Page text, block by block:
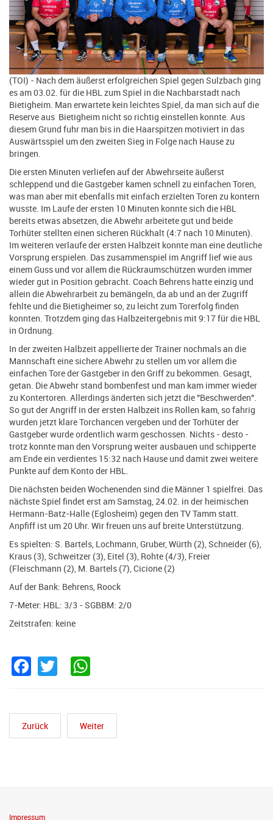
(TOI) - Nach dem äußerst erfolgreichen Spiel gegen Sulzbach ging
es am 03.02. für die HBL zum Spiel in die Nachbarstadt nach
Bietigheim. Man erwartete kein leichtes Spiel, da man sich auf die
Reserve aus Bietigheim nicht so richtig einstellen konnte. Aus
diesem Grund fuhr man bis in die Haarspitzen motiviert in das
Auswärtsspiel um den zweiten Sieg in Folge nach Hause zu
bringen.
Die ersten Minuten verliefen auf der Abwehrseite äußerst
schleppend und die Gastgeber kamen schnell zu einfachen Toren,
was man aber mit ebenfalls mit einfach erzielten Toren zu kontern
wusste. Im Laufe der ersten 10 Minuten konnte sich die HBL
bereits etwas absetzen, die Abwehr arbeitete gut und beide
Torhüter stellten einen sicheren Rückhalt (4:7 nach 10 Minuten).
Im weiteren verlaufe der ersten Halbzeit konnte man eine deutliche
Vorsprung erspielen. Das zusammenspiel im Angriff lief wie aus
einem Guss und vor allem die Rückraumschützen wurden immer
wieder gut in Position gebracht. Coach Behrens hatte einzig und
allein die Abwehrarbeit zu bemängeln, da ab und an der Zugriff
fehlte und die Bietigheimer so, zu leicht zum Torerfolg finden
konnten. Trotzdem ging das Halbzeitergebnis mit 9:17 für die HBL
in Ordnung.
In der zweiten Halbzeit appellierte der Trainer nochmals an die
Mannschaft eine sichere Abwehr zu stellen um vor allem die
einfachen Tore der Gastgeber in den Griff zu bekommen. Gesagt,
getan. Die Abwehr stand bombenfest und man kam immer wieder
zu Kontertoren. Allerdings änderten sich jetzt die "Beschwerden".
So gut der Angriff in der ersten Halbzeit ins Rollen kam, so fahrig
wurden jetzt klare Torchancen vergeben und der Torhüter der
Gastgeber wurde ordentlich warm geschossen. Nichts - desto -
trotz konnte man den Vorsprung weiter ausbauen und schipperte
am Ende ein verdientes 15:32 nach Hause und damit zwei weitere
Punkte auf dem Konto der HBL.
Die nächsten beiden Wochenenden sind die Männer 1 spielfrei. Das
nächste Spiel findet erst am Samstag, 24.02. in der heimischen
Hermann-Batz-Halle (Eglosheim) gegen den TV Tamm statt.
Anpfiff ist um 20 Uhr. Wir freuen uns auf breite Unterstützung.
Es spielten: S. Bartels, Lochmann, Gruber, Würth (2), Schneider (6),
Kraus (3), Schweitzer (3), Eitel (3), Rohte (4/3), Freier
(Fleischmann (2), M. Bartels (7), Cicione (2)
Auf der Bank: Behrens, Roock
7-Meter: HBL: 3/3 - SGBBM: 2/0
Zeitstrafen: keine
Facebook
Twitter
Zurück Weiter
Impressum